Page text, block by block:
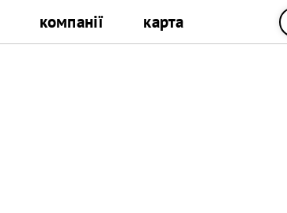
компанії карта